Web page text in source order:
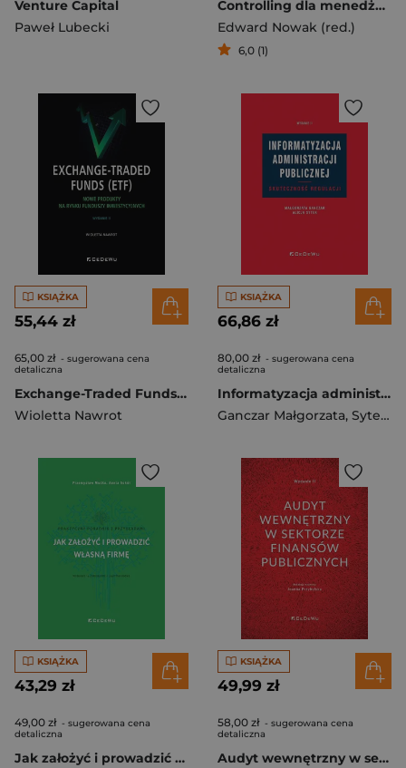
Venture Capital
Paweł Lubecki
Controlling dla menedżerów
Edward Nowak (red.)
6,0 (1)
KSIĄŻKA
55,44 zł
65,00 zł - sugerowana cena
detaliczna
Exchange-Traded Funds (ETF). Nowe produkty na rynku funduszy inwestycyjnych
Wioletta Nawrot
KSIĄŻKA
66,86 zł
80,00 zł - sugerowana cena
detaliczna
Informatyzacja administracji publicznej. Skuteczność regulacji
Ganczar Małgorzata, Sytek Alicja
KSIĄŻKA
43,29 zł
49,00 zł - sugerowana cena
detaliczna
Jak założyć i prowadzić własną firmę. Praktyczny poradnik z przykładami (wyd. 14 zmienione i uaktual
KSIĄŻKA
49,99 zł
58,00 zł - sugerowana cena
detaliczna
Audyt wewnętrzny w sektorze finansów publicznych. Wyd.2